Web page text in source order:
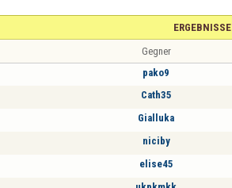
ERGEBNISSE
Gegner
pako9
Cath35
Gialluka
niciby
elise45